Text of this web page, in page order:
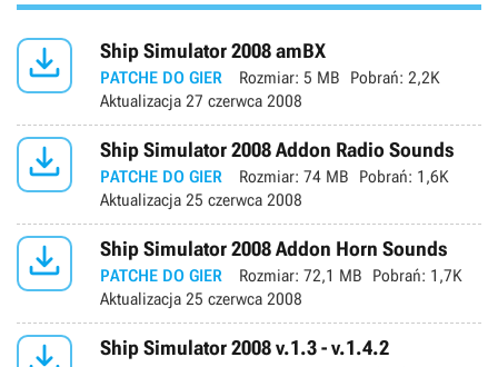
 Ship Simulator 2008 amBX
PATCHE DO GIER Rozmiar: 5 MB Pobrań: 2,2K
Aktualizacja 27 czerwca 2008
 Ship Simulator 2008 Addon Radio Sounds
PATCHE DO GIER Rozmiar: 74 MB Pobrań: 1,6K
Aktualizacja 25 czerwca 2008
 Ship Simulator 2008 Addon Horn Sounds
PATCHE DO GIER Rozmiar: 72,1 MB Pobrań: 1,7K
Aktualizacja 25 czerwca 2008
Ship Simulator 2008 v.1.3 - v.1.4.2